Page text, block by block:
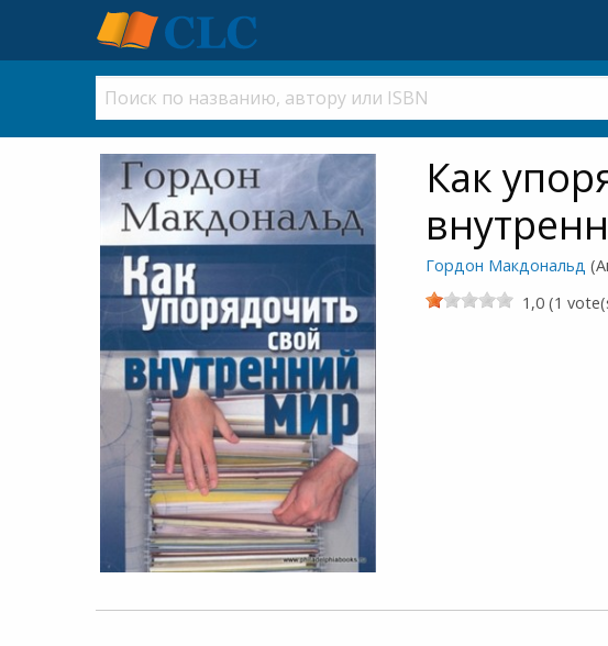
Как
Гордон Макдональд
1,0 (1